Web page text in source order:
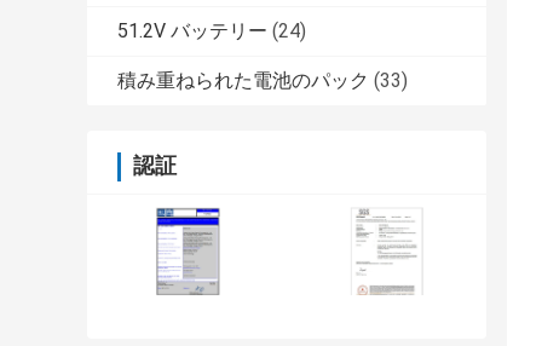
51.2V バッテリー (24)
積み重ねられた電池のパック (33)
認証